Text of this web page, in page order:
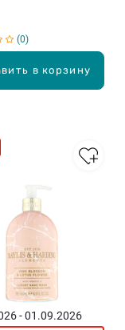
в корзину
0
- 01.09.2026